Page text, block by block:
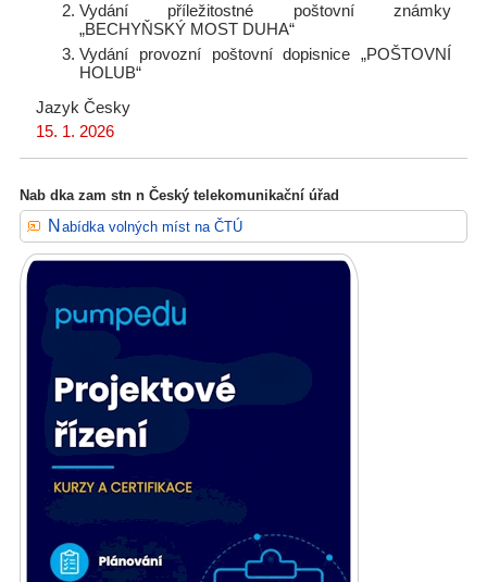
Vydání příležitostné poštovní známky
„BECHYŇSKÝ MOST DUHA“
Vydání provozní poštovní dopisnice „POŠTOVNÍ
HOLUB“
Jazyk Česky
15. 1. 2026
Nab dka zam stn n Český telekomunikační úřad
Nabídka volných míst na ČTÚ